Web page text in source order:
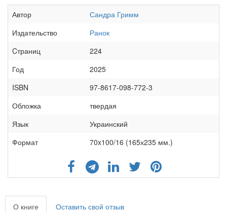
Автор
Сандра Гримм
Издательство
Ранок
Cтраниц
224
Год
2025
ISBN
97-8617-098-772-3
Обложка
твердая
Язык
Украинский
Формат
70x100/16 (165х235 мм.)
О книге Оставить свой отзыв